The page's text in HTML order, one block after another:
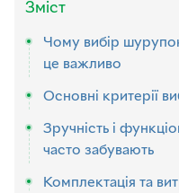
Зміст
Чому вибір
це важливо
Основні критерії
Зручність і
часто забувають
Комплектація та